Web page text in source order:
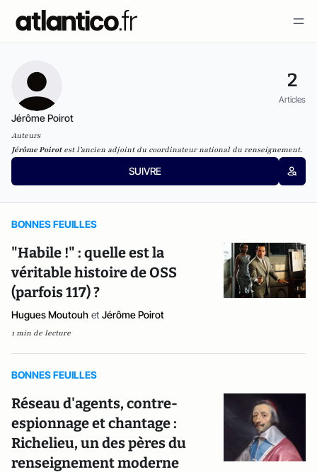
2
Articles
Jérôme Poirot
Auteurs
Jérôme Poirotest l’ancien adjoint du coordinateur national du renseignement.
SUIVRE
BONNES FEUILLES
"Habile !" : quelle est la
véritable histoire de OSS
(parfois 117) ?
Hugues Moutouh et Jérôme Poirot
1 min de lecture
BONNES FEUILLES
Réseau d'agents, contre-
espionnage et chantage :
Richelieu, un des pères du
renseignement moderne